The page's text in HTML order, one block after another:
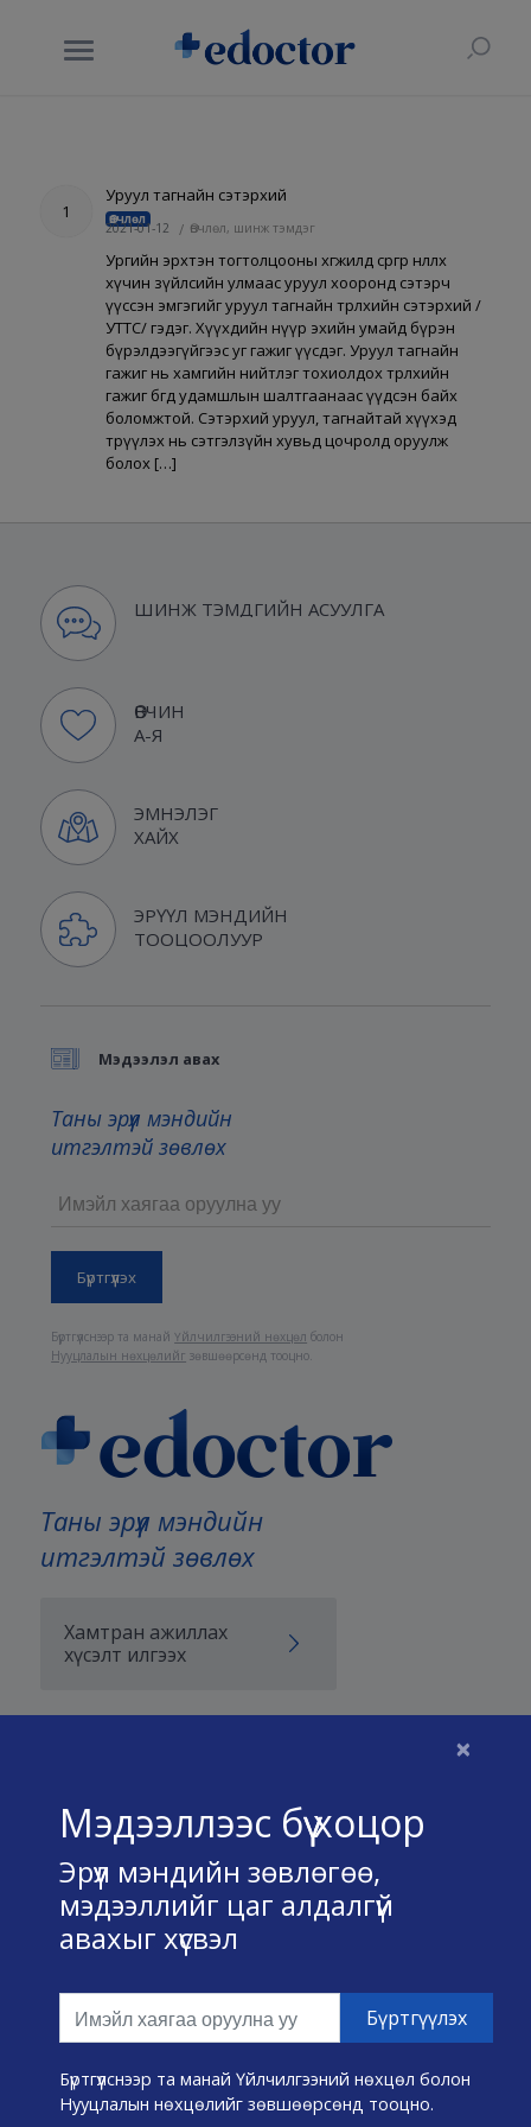
1
Уруул тагнайн сэтэрхий
Өвчлөл
2021-01-12 / Өвчлөл, шинж тэмдэг
Ургийн эрхтэн тогтолцооны хөгжилд сөргөөр нөлөөлөх
хүчин зүйлсийн улмаас уруул хооронд сэтэрч
үүссэн эмгэгийг уруул тагнайн төрөлхийн сэтэрхий /
УТТС/ гэдэг. Хүүхдийн нүүр эхийн умайд бүрэн
бүрэлдээгүйгээс уг гажиг үүсдэг. Уруул тагнайн
гажиг нь хамгийн нийтлэг тохиолдох төрөлхийн
гажиг бөгөөд удамшлын шалтгаанаас үүдсэн байх
боломжтой. Сэтэрхий уруул, тагнайтай хүүхэд
төрүүлэх нь сэтгэлзүйн хувьд цочролд оруулж
болох […]
×
Мэдээллээс бүү хоцор
Эрүүл мэндийн зөвлөгөө,
мэдээллийг цаг алдалгүй
авахыг хүсвэл
Бүртгүүлснээр та манай Үйлчилгээний нөхцөл болон
Нууцлалын нөхцөлийг зөвшөөрсөнд тооцно.
ШИНЖ ТЭМДГИЙН АСУУЛГА
ӨВЧИН
А-Я
ЭМНЭЛЭГ
ХАЙХ
ЭРҮҮЛ МЭНДИЙН
ТООЦООЛУУР
Таны эрүүл мэндийн
итгэлтэй зөвлөх
Хамтран ажиллах
хүсэлт илгээх
Үйлчилгээний нөхцөл
Нууц хадгалах тухай
Холбоо барих
Өвчин А-Я
Эмнэлэг хайх
Эрүүл мэндийн хэрэгслүүд
Мэдээлэл авах
Таны эрүүл мэндийн
итгэлтэй зөвлөх
Бүртгүүлснээр та манайҮйлчилгээний нөхцөл болон
Нууцлалын нөхцөлийг зөвшөөрсөнд тооцно.